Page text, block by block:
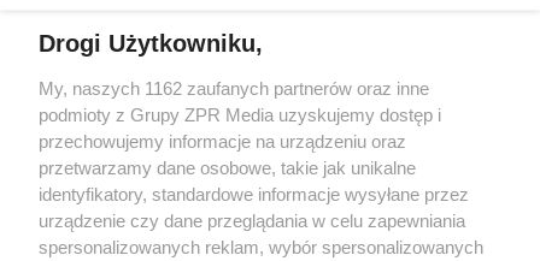
Żaden utwór zamieszczony w serwisie nie może być powielany i
rozpowszechniany lub dalej rozpowszechniany w jakikolwiek sposób (w
tym także elektroniczny lub mechaniczny) na jakimkolwiek polu
eksploatacji w jakiejkolwiek formie, włącznie z umieszczaniem w
Internecie bez pisemnej zgody właściciela praw. Jakiekolwiek użycie lub
wykorzystanie utworów w całości lub w części z naruszeniem prawa,
tzn. bez właściwej zgody, jest zabronione pod groźbą kary i może być
ścigane prawnie.
Drogi Użytkowniku,
My, naszych 1162 zaufanych partnerów oraz inne
podmioty z Grupy ZPR Media uzyskujemy dostęp i
przechowujemy informacje na urządzeniu oraz
przetwarzamy dane osobowe, takie jak unikalne
identyfikatory, standardowe informacje wysyłane przez
urządzenie czy dane przeglądania w celu zapewniania
spersonalizowanych reklam, wybór spersonalizowanych